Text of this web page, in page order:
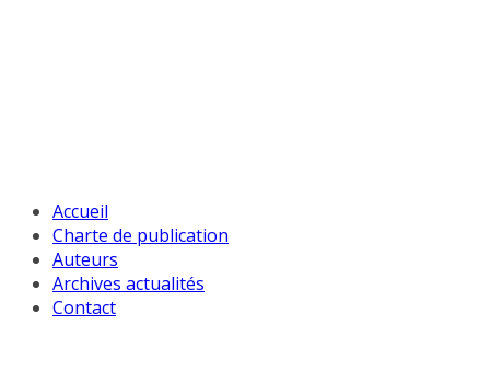
Accueil
Charte de publication
Auteurs
Archives actualités
Contact